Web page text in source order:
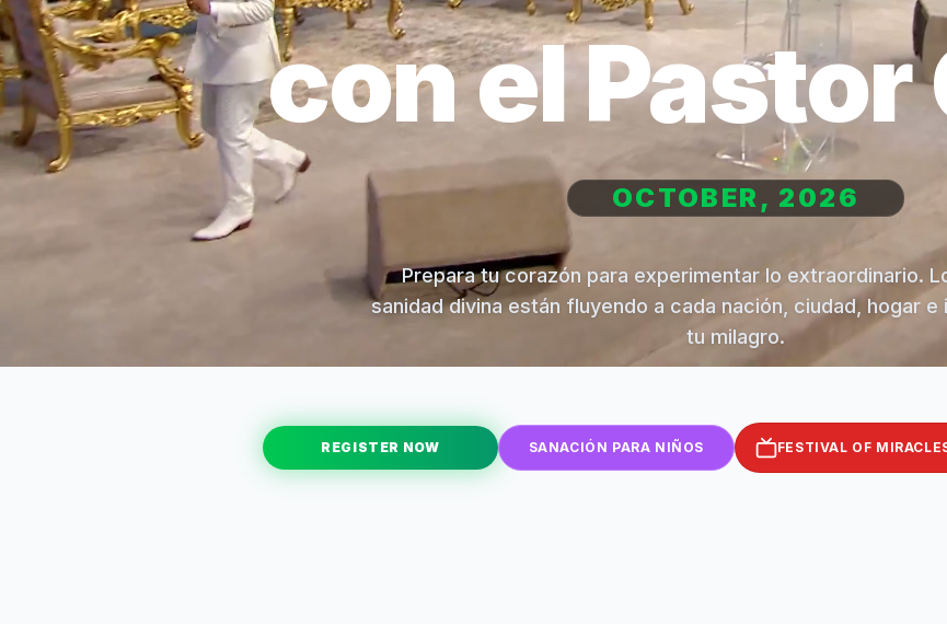
con el Pastor
OCTOBER, 2026
Prepara tu corazón para experimentar lo extraordinario.
sanidad divina están fluyendo a cada nación, ciudad, hogar e
tu milagro.
REGISTER NOW SANACIÓN PARA NIÑOS FESTIVAL OF